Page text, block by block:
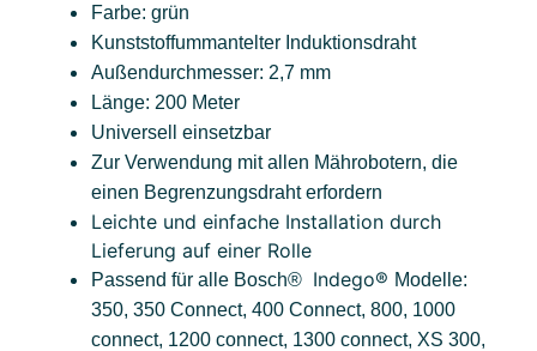
Farbe: grün
Kunststoffummantelter Induktionsdraht
Außendurchmesser: 2,7 mm
Länge: 200 Meter
Universell einsetzbar
Zur Verwendung mit allen Mährobotern, die
einen Begrenzungsdraht erfordern
Leichte und einfache Installation durch
Lieferung auf einer Rolle
Passend für alle Bosch® Indego® Modelle:
350, 350 Connect, 400 Connect, 800, 1000
connect, 1200 connect, 1300 connect, XS 300,